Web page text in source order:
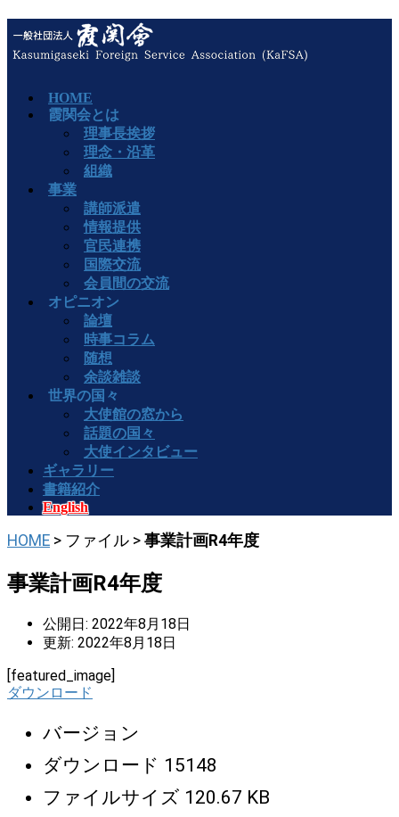
HOME
霞関会とは
理事長挨拶
理念・沿革
組織
事業
講師派遣
情報提供
官民連携
国際交流
会員間の交流
オピニオン
論壇
時事コラム
随想
余談雑談
世界の国々
大使館の窓から
話題の国々
大使インタビュー
ギャラリー
書籍紹介
English
HOME > ファイル > 事業計画R4年度
事業計画R4年度
公開日: 2022年8月18日
更新: 2022年8月18日
[featured_image]
ダウンロード
バージョン
ダウンロード 15148
ファイルサイズ 120.67 KB